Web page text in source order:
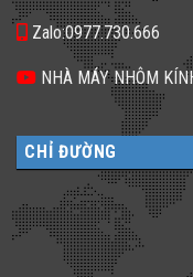
Zalo:0977.730.666
NHÀ MÁY NHÔM
CHỈ ĐƯỜNG